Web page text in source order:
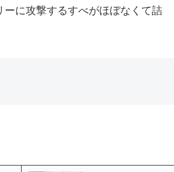
に攻撃するすべがほぼなくて詰